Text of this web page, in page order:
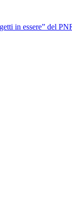
in essere” del